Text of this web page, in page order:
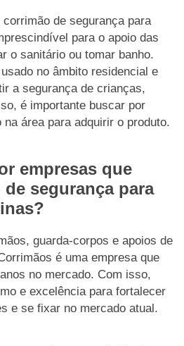
de segurança para
para o apoio das
o sanitário ou tomar banho.
no âmbito residencial e
a segurança de crianças,
é importante buscar por
área para adquirir o produto.
empresas que
segurança para
guarda-corpos e apoios de
é uma empresa que
no mercado. Com isso,
e excelência para fortalecer
e se fixar no mercado atual.